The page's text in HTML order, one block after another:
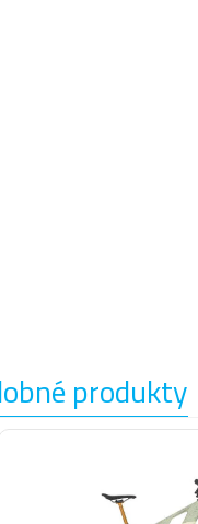
produkty